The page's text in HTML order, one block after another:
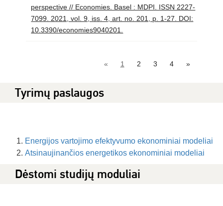
perspective // Economies. Basel : MDPI. ISSN 2227-
7099. 2021, vol. 9, iss. 4, art. no. 201, p. 1-27. DOI:
10.3390/economies9040201.
« 1 2 3 4 »
Tyrimų paslaugos
Energijos vartojimo efektyvumo ekonominiai modeliai
Atsinaujinančios energetikos ekonominiai modeliai
Dėstomi studijų moduliai